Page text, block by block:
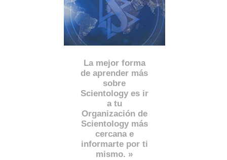
La mejor forma
de aprender más
sobre
Scientology es ir
a tu
Organización de
Scientology más
cercana e
informarte por ti
mismo. »